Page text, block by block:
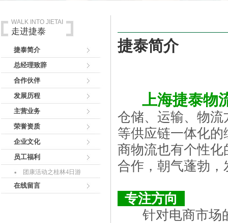
WALK INTO JIETAI
走进捷泰
捷泰简介
总经理致辞
合作伙伴
发展历程
主营业务
荣誉资质
企业文化
员工福利
团康活动之桂林4日游
在线留言
捷泰简介
上海捷泰物
仓储、运输、物
等供应链一体化
商物流也有个性
合作，朝气蓬勃
专注方向
针对电商市场的